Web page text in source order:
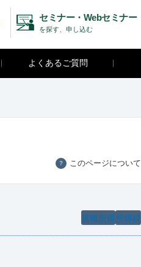
セミナー・Webセミナー
を探す、申し込む
よくあるご質問
？ このページについて
所得税
退職所得